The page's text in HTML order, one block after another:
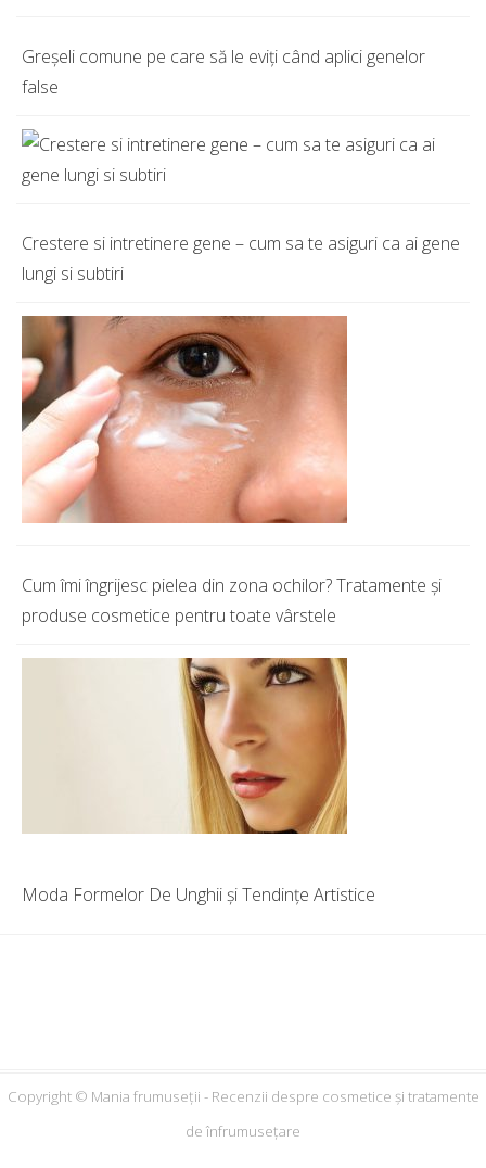
Greșeli comune pe care să le eviți când aplici genelor
false
Crestere si intretinere gene – cum sa te asiguri ca ai gene
lungi si subtiri
Cum îmi îngrijesc pielea din zona ochilor? Tratamente şi
produse cosmetice pentru toate vârstele
Moda Formelor De Unghii și Tendințe Artistice
Copyright © Mania frumuseții - Recenzii despre cosmetice și tratamente
de înfrumusețare